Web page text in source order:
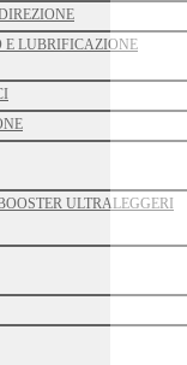
E LUBRIFICAZIONE
ULTRALEGGERI